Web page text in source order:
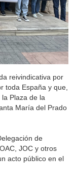
reivindicativa por
toda España y que,
Plaza de la
María del Prado
de
JOC y otros
acto público en el